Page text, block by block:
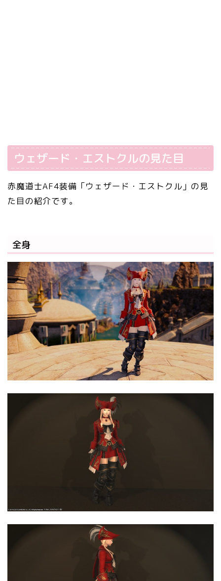
ウェザード・エストクルの見た目
赤魔道士AF4装備「ウェザード・エストクル」の見
た目の紹介です。
全身